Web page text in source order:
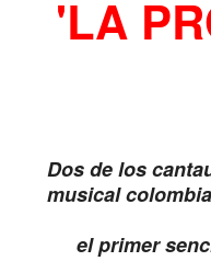
'LA
Dos de los
musical
el primer